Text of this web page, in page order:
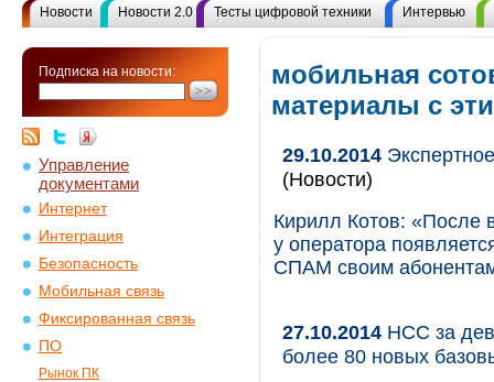
Новости Новости 2.0 Тесты цифровой техники Интервью
Подписка на новости:
Управление
документами
Интернет
Интеграция
Безопасность
Мобильная связь
Фиксированная связь
ПО
Рынок ПК
мобильная
материалы с
29.10.2014
(Новости)
Кирилл Котов: «После
у оператора
СПАМ своим
27.10.2014 НСС за
более 80 новых